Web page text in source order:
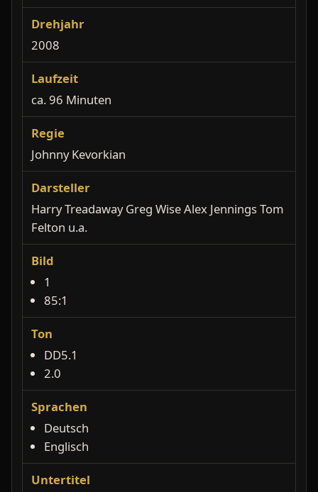
Drehjahr
2008
Laufzeit
ca. 96 Minuten
Regie
Johnny Kevorkian
Darsteller
Harry Treadaway Greg Wise Alex Jennings Tom
Felton u.a.
Bild
1
85:1
Ton
DD5.1
2.0
Sprachen
Deutsch
Englisch
Untertitel